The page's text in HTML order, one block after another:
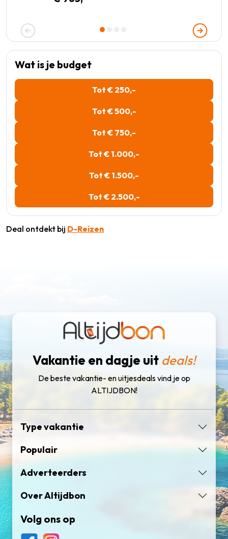
Wat is je budget
Tot € 250,-
Tot € 500,-
Tot € 750,-
Tot € 1.000,-
Tot € 1.500,-
Tot € 2.500,-
Deal ontdekt bij D-Reizen
Vakantie en dagje uit deals!
De beste vakantie- en uitjesdeals vind je op
ALTIJDBON!
Type vakantie
Populair
Adverteerders
Over Altijdbon
Volg ons op